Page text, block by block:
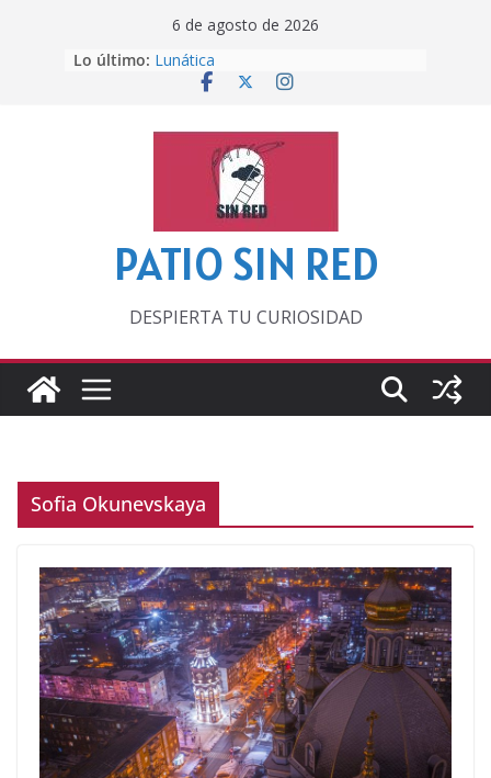
6 de agosto de 2026
Lo último: Lunática
Pero, hasta entonces…
‘La broma infinita’ de recomendar
lecturas veraniegas
Otra del Mundial
PATIO SIN RED
DESPIERTA TU CURIOSIDAD
Sofia Okunevskaya